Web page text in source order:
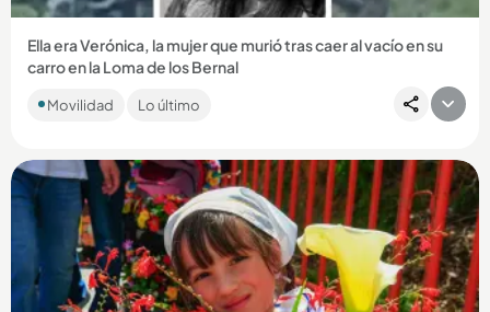
Ella era Verónica, la mujer que murió tras caer al vacío en su
carro en la Loma de los Bernal
intentaba parquearlo en el tercer piso del conjunto
Movilidad Lo último
Compartir Noticia